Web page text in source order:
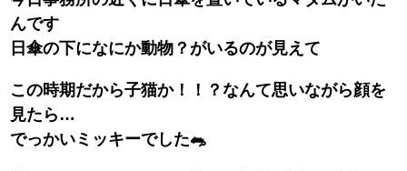
んです
日傘の下になにか動物？がいるのが見えて
この時期だから子猫か！！？なんて思いながら顔を
見たら…
でっかいミッキーでした🐀